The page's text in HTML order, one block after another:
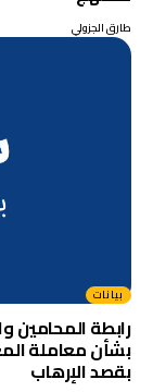
طارق الجزولي
بيانات
رابطة المحامين
بشأن معاملة
بقصد الإرهاب